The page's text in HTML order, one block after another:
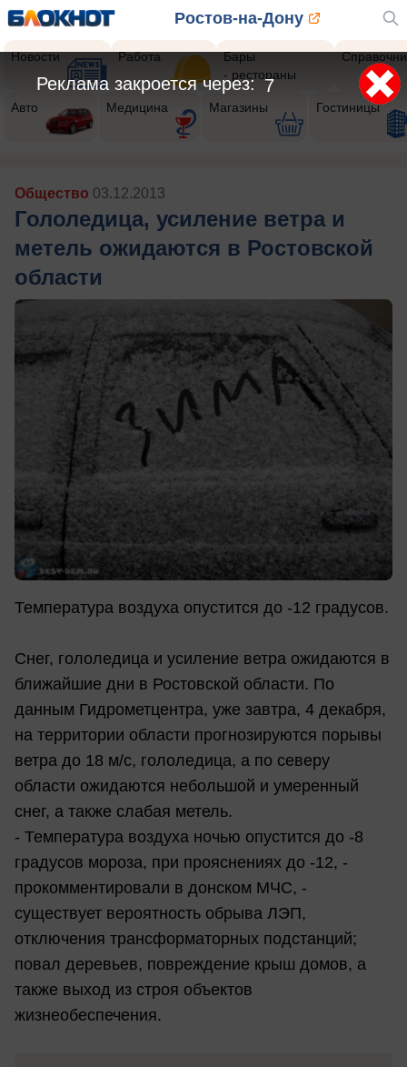
Ростов-на-Дону
Новости Работа
Бары
- рестораны
Авто Медицина Магазины Гостиницы
Общество 03.12.2013
Гололедица, усиление ветра и
метель ожидаются в Ростовской
области
Температура воздуха опустится до -12 градусов.
Снег, гололедица и усиление ветра ожидаются в
ближайшие дни в Ростовской области. По
данным Гидрометцентра, уже завтра, 4 декабря,
на территории области прогнозируются порывы
ветра до 18 м/с, гололедица, а по северу
области ожидаются небольшой и умеренный
снег, а также слабая метель.
- Температура воздуха ночью опустится до -8
градусов мороза, при прояснениях до -12, -
прокомментировали в донском МЧС, -
существует вероятность обрыва ЛЭП,
отключения трансформаторных подстанций;
повал деревьев, повреждение крыш домов, а
также выход из строя объектов
жизнеобеспечения.
5
Реклама закроется через: